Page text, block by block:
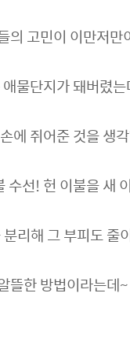
의 고민이 이만저
물단지가 돼버렸
에 쥐어준 것을 생
선! 헌 이불을 새
리해 그 부피도 줄
뜰한 방법이라는데~